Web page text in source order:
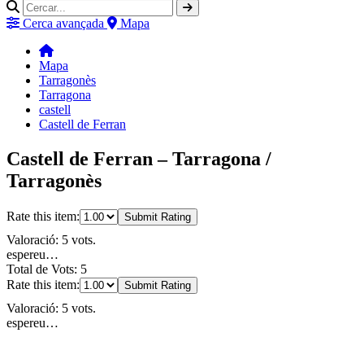
Cerca avançada Mapa
Mapa
Tarragonès
Tarragona
castell
Castell de Ferran
Castell de Ferran – Tarragona /
Tarragonès
Rate this item: Submit Rating
Valoració: 5 vots.
espereu…
Total de Vots: 5
Rate this item:
Submit Rating
Valoració: 5 vots.
espereu…